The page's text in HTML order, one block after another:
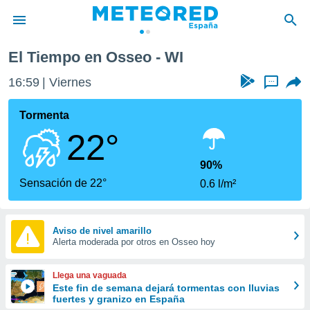
de
por
se
calidad.
a este
las
y
forma
digital
basada
El Tiempo en Osseo - WI
16:59 Viernes ...
Tormenta
22°
Sensación de 22°
90%
0.6 l/m²
Aviso de nivel amarillo
Alerta moderada por otros en Osseo hoy
Llega una vaguada
Este fin de semana dejará tormentas con lluvias
fuertes y granizo en España